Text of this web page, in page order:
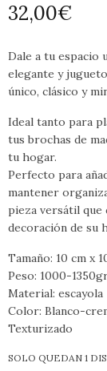
32,00€
Dale a tu espacio
elegante y
único, clásico y
Ideal tanto para
tus brochas de
tu hogar.
Perfecto para
mantener
pieza versátil que
decoración de su
Tamaño: 10 cm x
Peso: 1000-
Material: escayola
Color: Blanco-
Texturizado
SOLO QUEDAN 1